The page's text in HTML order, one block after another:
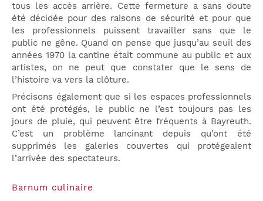
tous les accès arrière. Cette fermeture a sans doute
été décidée pour des raisons de sécurité et pour que
les professionnels puissent travailler sans que le
public ne gêne. Quand on pense que jusqu’au seuil des
années 1970 la cantine était commune au public et aux
artistes, on ne peut que constater que le sens de
l’histoire va vers la clôture.
Précisons également que si les espaces professionnels
ont été protégés, le public ne l’est toujours pas les
jours de pluie, qui peuvent être fréquents à Bayreuth.
C’est un problème lancinant depuis qu’ont été
supprimés les galeries couvertes qui protégeaient
l’arrivée des spectateurs.
Barnum culinaire